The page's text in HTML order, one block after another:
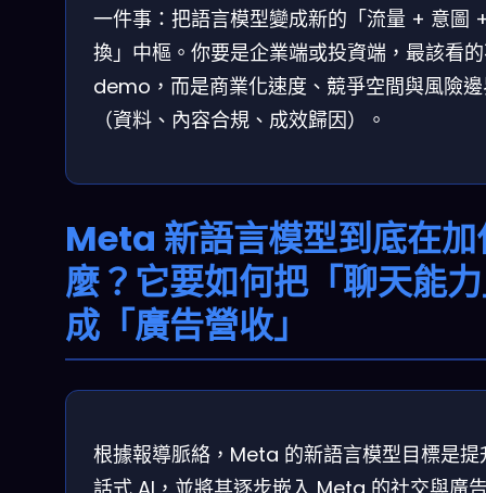
一件事：把語言模型變成新的「流量 + 意圖
換」中樞。你要是企業端或投資端，最該看
demo，而是商業化速度、競爭空間與風險
（資料、內容合規、成效歸因）。
Meta 新語言模型到底在加
麼？它要如何把「聊天能
成「廣告營收」
根據報導脈絡，Meta 的新語言模型目標是提